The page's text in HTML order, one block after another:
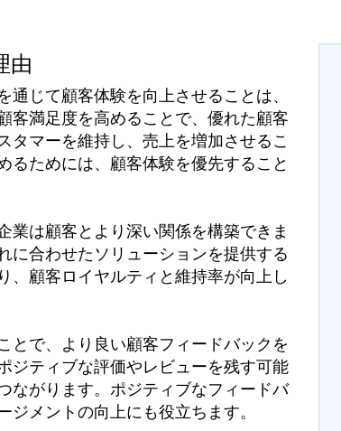
由
じて顧客体験を向上させることは、
客満足度を高めることで、優れた顧客
タマーを維持し、売上を増加させるこ
るためには、顧客体験を優先すること
業は顧客とより深い関係を構築できま
に合わせたソリューションを提供する
、顧客ロイヤルティと維持率が向上し
とで、より良い顧客フィードバックを
ジティブな評価やレビューを残す可能
ながります。ポジティブなフィードバ
ジメントの向上にも役立ちます。